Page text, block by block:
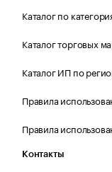
Каталог по
Каталог торговых
Каталог ИП по
Правила
Правила
Контакты